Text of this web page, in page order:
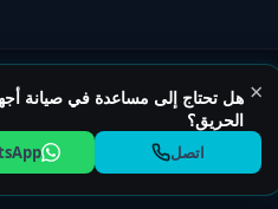
اتصل بخط المساعدة × هل تحتاج إلى مساعدة في صيانة
الحريق؟
اتصل